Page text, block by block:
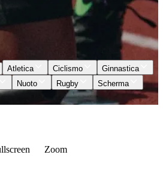
Atletica Ciclismo
Ginnastica
Nuoto Rugby
Scherma
Zoom